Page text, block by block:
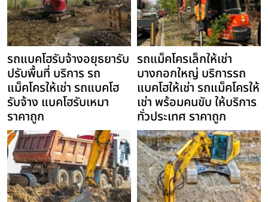
รถแบคโฮรับจ้างอยุธยารับ
ปรับพื้นที่ บริการ รถ
แม็คโครให้เช่า รถแบคโฮ
รับจ้าง แบคโฮรับเหมา
ราคาถูก
รถแม็คโครเล็กให้เช่า
บางกอกใหญ่ บริการรถ
แบคโฮให้เช่า รถแม็คโครให้
เช่า พร้อมคนขับ ให้บริการ
ทั่วประเทศ ราคาถูก